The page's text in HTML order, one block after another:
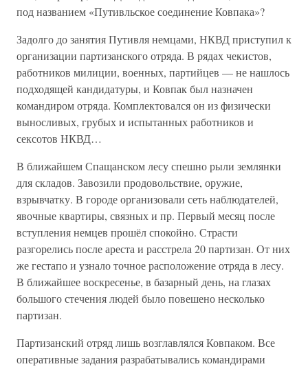
под названием «Путивльское соединение Ковпака»?
Задолго до занятия Путивля немцами, НКВД приступил к
организации партизанского отряда. В рядах чекистов,
работников милиции, военных, партийцев — не нашлось
подходящей кандидатуры, и Ковпак был назначен
командиром отряда. Комплектовался он из физически
выносливых, грубых и испытанных работников и
сексотов НКВД…
В ближайшем Спащанском лесу спешно рыли землянки
для складов. Завозили продовольствие, оружие,
взрывчатку. В городе организовали сеть наблюдателей,
явочные квартиры, связных и пр. Первый месяц после
вступления немцев прошёл спокойно. Страсти
разгорелись после ареста и расстрела 20 партизан. От них
же гестапо и узнало точное расположение отряда в лесу.
В ближайшее воскресенье, в базарный день, на глазах
большого стечения людей было повешено несколько
партизан.
Партизанский отряд лишь возглавлялся Ковпаком. Все
оперативные задания разрабатывались командирами